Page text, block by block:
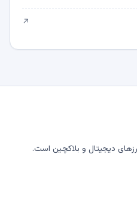
↗
دیجیتال و بلاکچین است.